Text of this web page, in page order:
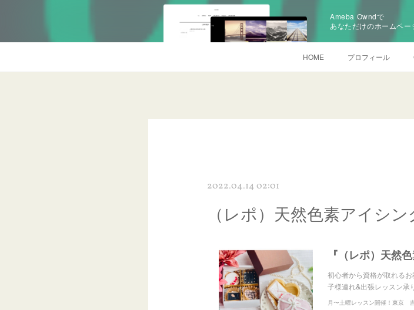
Ameba Owndで
あなただけのホームペー
HOME プロフィール
2022.04.14 02:01
（レポ）天然色素アイシ
『（レポ）天然
初心者から資格が取れ
子様連れ&出張レッスン承